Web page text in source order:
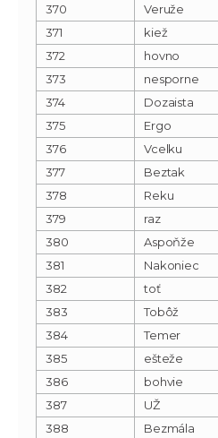
370
Veruže
371
kiež
372
hovno
373
nesporne
374
Dozaista
375
Ergo
376
Vcelku
377
Beztak
378
Reku
379
raz
380
Aspoňže
381
Nakoniec
382
toť
383
Tobôž
384
Temer
385
ešteže
386
bohvie
387
UŽ
388
Bezmála